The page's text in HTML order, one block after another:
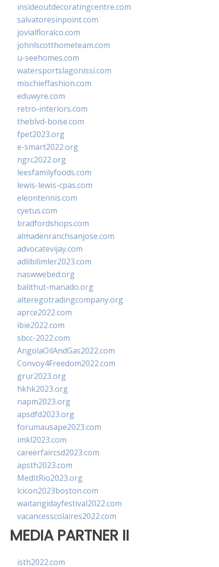
insideoutdecoratingcentre.com
salvatoresinpoint.com
jovialfloralco.com
johnlscotthometeam.com
u-seehomes.com
watersportslagonissi.com
mischieffashion.com
eduwyre.com
retro-interiors.com
theblvd-boise.com
fpet2023.org
e-smart2022.org
ngrc2022.org
leesfamilyfoods.com
lewis-lewis-cpas.com
eleontennis.com
cyetus.com
bradfordshops.com
almadenranchsanjose.com
advocatevijay.com
adlibilimler2023.com
naswwebed.org
balithut-manado.org
alteregotradingcompany.org
aprce2022.com
ibie2022.com
sbcc-2022.com
AngolaOilAndGas2022.com
Convoy4Freedom2022.com
grur2023.org
hkhk2023.org
napm2023.org
apsdfd2023.org
forumausape2023.com
imkl2023.com
careerfaircsd2023.com
apsth2023.com
MedItRio2023.org
lcicon2023boston.com
waitangidayfestival2022.com
vacancesscolaires2022.com
MEDIA PARTNER II
isth2022.com